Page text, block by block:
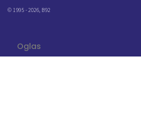
© 1995 - 2026, B92